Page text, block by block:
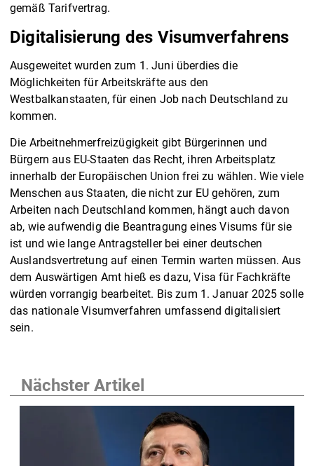
gemäß Tarifvertrag.
Digitalisierung des Visumverfahrens
Ausgeweitet wurden zum 1. Juni überdies die
Möglichkeiten für Arbeitskräfte aus den
Westbalkanstaaten, für einen Job nach Deutschland zu
kommen.
Die Arbeitnehmerfreizügigkeit gibt Bürgerinnen und
Bürgern aus EU-Staaten das Recht, ihren Arbeitsplatz
innerhalb der Europäischen Union frei zu wählen. Wie viele
Menschen aus Staaten, die nicht zur EU gehören, zum
Arbeiten nach Deutschland kommen, hängt auch davon
ab, wie aufwendig die Beantragung eines Visums für sie
ist und wie lange Antragsteller bei einer deutschen
Auslandsvertretung auf einen Termin warten müssen. Aus
dem Auswärtigen Amt hieß es dazu, Visa für Fachkräfte
würden vorrangig bearbeitet. Bis zum 1. Januar 2025 solle
das nationale Visumverfahren umfassend digitalisiert
sein.
Nächster Artikel